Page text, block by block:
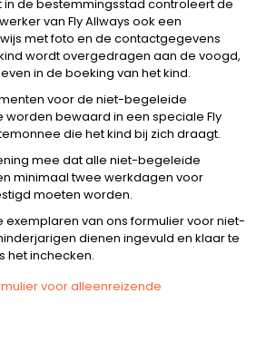
in de bestemmingsstad controleert de
van Fly Allways ook een
met foto en de contactgegevens
wordt overgedragen aan de voogd,
in de boeking van het kind.
voor de niet-begeleide
worden bewaard in een speciale Fly
die het kind bij zich draagt.
mee dat alle niet-begeleide
minimaal twee werkdagen voor
moeten worden.
exemplaren van ons formulier voor niet-
dienen ingevuld en klaar te
het inchecken.
voor alleenreizende